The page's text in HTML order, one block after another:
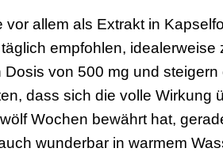
allem als Extrakt in
empfohlen,
von 500 mg und
dass sich die volle Wirkung
Wochen bewährt hat,
wunderbar in warmem